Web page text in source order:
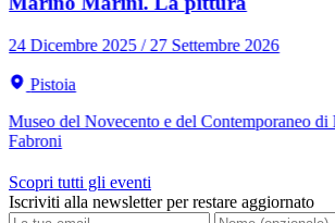
24 Dicembre 2025 / 27 Settembre 2026
Pistoia
Museo del Novecento e del Contemporaneo di
Fabroni
Scopri tutti gli eventi
Iscriviti alla newsletter per restare aggiornato